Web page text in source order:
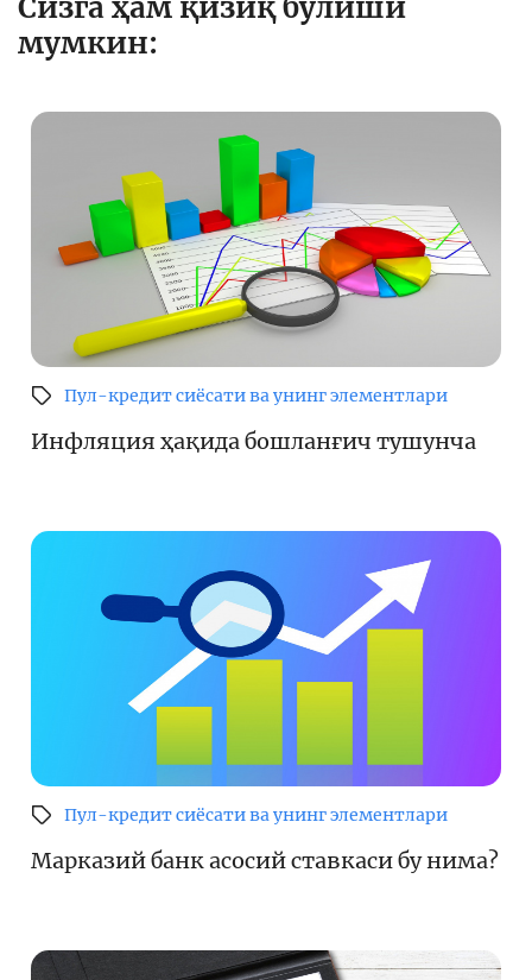
Сизга ҳам қизиқ бўлиши
мумкин:
Пул-кредит сиёсати ва унинг элементлари
Инфляция ҳақида бошланғич тушунча
Пул-кредит сиёсати ва унинг элементлари
Марказий банк асосий ставкаси бу нима?